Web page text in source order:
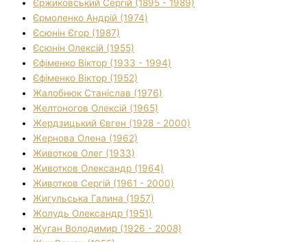
Єржиковський Сергій (1895 - 1989)
Єрмоленко Андрій (1974)
Єсюнін Єгор (1987)
Єсюнін Олексій (1955)
Єфіменко Віктор (1933 - 1994)
Єфіменко Віктор (1952)
Жалобнюк Станіслав (1976)
Желтоногов Олексій (1965)
Жердзицький Євген (1928 - 2000)
Жернова Олена (1962)
Животков Олег (1933)
Животков Олександр (1964)
Животков Сергій (1961 - 2000)
Жигульська Галина (1957)
Жолудь Олександр (1951)
Жуган Володимир (1926 - 2008)